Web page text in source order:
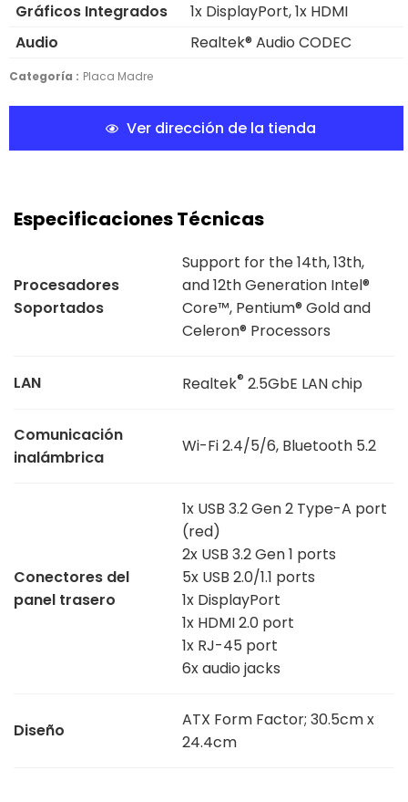
Gráficos Integrados
1x DisplayPort, 1x HDMI
Audio
Realtek® Audio CODEC
Categoría : Placa Madre
Ver dirección de la tienda
Especificaciones Técnicas
Procesadores
Soportados
Support for the 14th, 13th,
and 12th Generation Intel®
Core™, Pentium® Gold and
Celeron® Processors
LAN Realtek® 2.5GbE LAN chip
Comunicación
inalámbrica
Wi-Fi 2.4/5/6, Bluetooth 5.2
Conectores del
panel trasero
1x USB 3.2 Gen 2 Type-A port
(red)
2x USB 3.2 Gen 1 ports
5x USB 2.0/1.1 ports
1x DisplayPort
1x HDMI 2.0 port
1x RJ-45 port
6x audio jacks
Diseño
ATX Form Factor; 30.5cm x
24.4cm